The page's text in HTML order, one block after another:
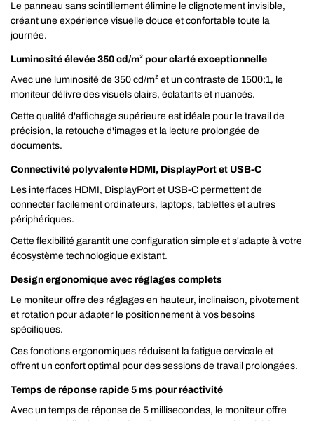
Le panneau sans scintillement élimine le clignotement invisible,
créant une expérience visuelle douce et confortable toute la
journée.
Luminosité élevée 350 cd/m² pour clarté exceptionnelle
Avec une luminosité de 350 cd/m² et un contraste de 1500:1, le
moniteur délivre des visuels clairs, éclatants et nuancés.
Cette qualité d'affichage supérieure est idéale pour le travail de
précision, la retouche d'images et la lecture prolongée de
documents.
Connectivité polyvalente HDMI, DisplayPort et USB-C
Les interfaces HDMI, DisplayPort et USB-C permettent de
connecter facilement ordinateurs, laptops, tablettes et autres
périphériques.
Cette flexibilité garantit une configuration simple et s'adapte à votre
écosystème technologique existant.
Design ergonomique avec réglages complets
Le moniteur offre des réglages en hauteur, inclinaison, pivotement
et rotation pour adapter le positionnement à vos besoins
spécifiques.
Ces fonctions ergonomiques réduisent la fatigue cervicale et
offrent un confort optimal pour des sessions de travail prolongées.
Temps de réponse rapide 5 ms pour réactivité
Avec un temps de réponse de 5 millisecondes, le moniteur offre